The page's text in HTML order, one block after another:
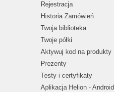
Rejestracja
Historia Zamówień
Twoja biblioteka
Twoje półki
Aktywuj kod na produkty
Prezenty
Testy i certyfikaty
Aplikacja Helion - Android